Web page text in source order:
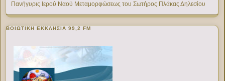
Πανήγυρις Ιερού Ναού Μεταμορφώσεως του Σωτήρος Πλάκας Δηλεσίου
ΒΟΙΩΤΙΚΉ ΕΚΚΛΗΣΊΑ 99,2 FM